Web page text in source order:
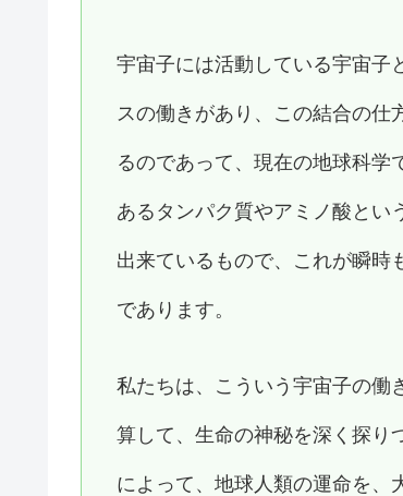
宇宙子には活動している宇宙子
スの働きがあり、この結合の仕
るのであって、現在の地球科学
あるタンパク質やアミノ酸とい
出来ているもので、これが瞬時
であります。
私たちは、こういう宇宙子の働
算して、生命の神秘を深く探り
によって、地球人類の運命を、